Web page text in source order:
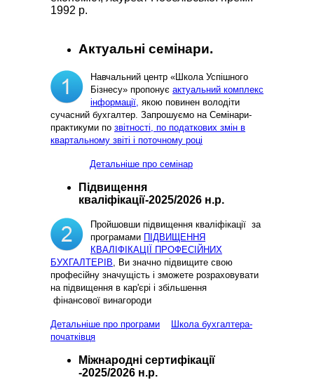
1992 р.
Актуальні семінари.
Навчальний центр «Школа Успішного
Бізнесу» пропонує актуальний комплекс
інформації, якою повинен володіти
сучасний бухгалтер. Запрошуємо на Семінари-
практикуми по звітності, по податкових змін в
квартальному звіті і поточному році
Детальніше про семінар
Підвищення
кваліфікації-2025/2026 н.р.
Пройшовши підвищення кваліфікації за
програмами ПІДВИЩЕННЯ
КВАЛІФІКАЦІЇ ПРОФЕСІЙНИХ
БУХГАЛТЕРІВ , Ви значно підвищите свою
професійну значущість і зможете розраховувати
на підвищення в кар'єрі і збільшення
фінансової винагороди
Детальніше про програми
Школа бухгалтера-
початківця
Міжнародні сертифікації
-2025/2026 н.р.